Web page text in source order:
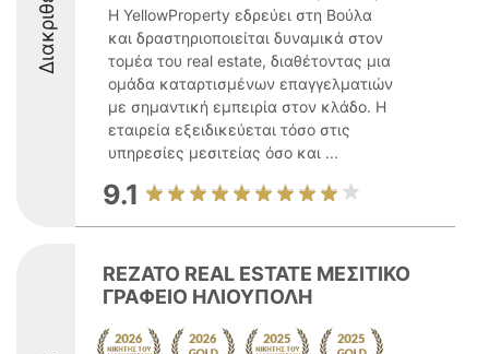
Η YellowProperty εδρεύει στη Βούλα
και δραστηριοποιείται δυναμικά στον
τομέα του real estate, διαθέτοντας μια
ομάδα καταρτισμένων επαγγελματιών
με σημαντική εμπειρία στον κλάδο. Η
εταιρεία εξειδικεύεται τόσο στις
υπηρεσίες μεσιτείας όσο και ...
9.1
REZATO REAL ESTATE ΜΕΣΙΤΙΚΟ
ΓΡΑΦΕΙΟ ΗΛΙΟΥΠΟΛΗ